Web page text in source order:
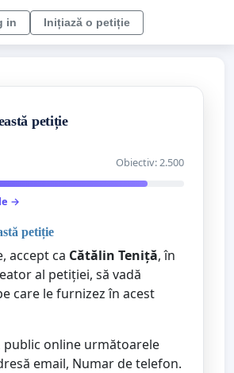
in Inițiază o petiție
petiție
Obiectiv: 2.500
→
petiție
accept ca Cătălin Teniță, în
al petiției, să vadă
care le furnizez în acest
public online următoarele
email, Numar de telefon.